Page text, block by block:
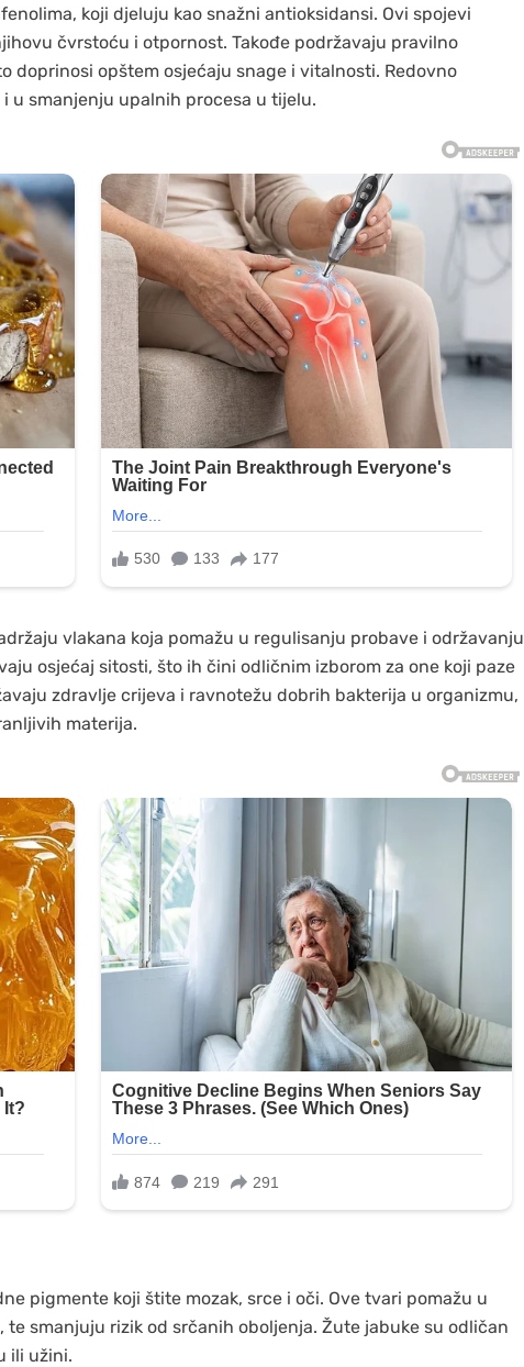
koji djeluju kao snažni antioksidansi. Ovi spojevi
čvrstoću i otpornost. Takođe podržavaju pravilno
doprinosi opštem osjećaju snage i vitalnosti. Redovno
u smanjenju upalnih procesa u tijelu.
vlakana koja pomažu u regulisanju probave i održavanju
osjećaj sitosti, što ih čini odličnim izborom za one koji paze
zdravlje crijeva i ravnotežu dobrih bakterija u organizmu,
materija.
pigmente koji štite mozak, srce i oči. Ove tvari pomažu u
smanjuju rizik od srčanih oboljenja. Žute jabuke su odličan
ili užini.